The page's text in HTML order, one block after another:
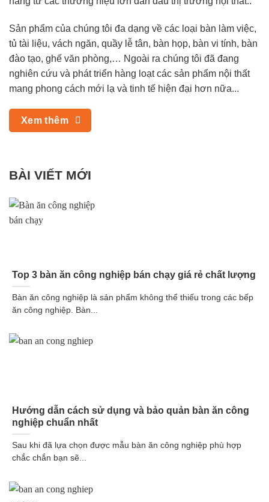
Sản phẩm của chúng tôi đa dạng về các loại bàn làm việc,
tủ tài liệu, vách ngăn, quầy lễ tân, bàn họp, bàn vi tính, bàn
đào tạo, ghế văn phòng,… Ngoài ra chúng tôi đã đang
nghiên cứu và phát triển hàng loạt các sản phẩm nội thất
mang phong cách mới lạ và tinh tế hiện đại hơn nữa...
Xem thêm
BÀI VIẾT MỚI
Top 3 bàn ăn công nghiệp bán chạy giá rẻ chất lượng
Bàn ăn công nghiệp là sản phẩm không thể thiếu trong các bếp
ăn công nghiệp. Bàn...
Hướng dẫn cách sử dụng và bảo quản bàn ăn công
nghiệp chuẩn nhất
Sau khi đã lựa chọn được mẫu bàn ăn công nghiệp phù hợp
chắc chắn bạn sẽ...